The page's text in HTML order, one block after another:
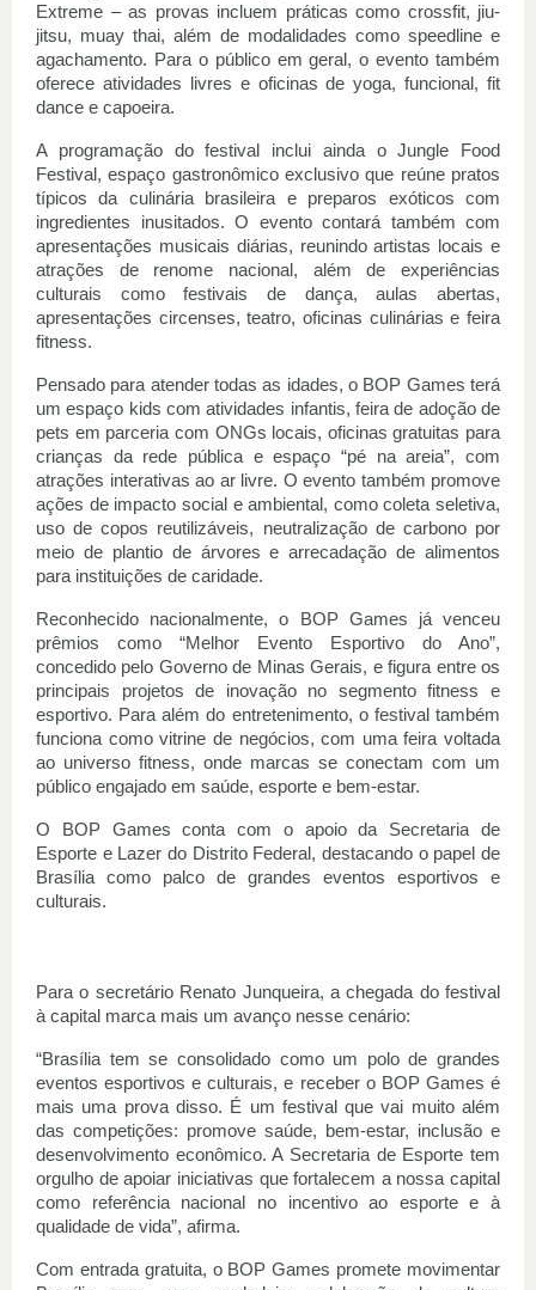
Extreme – as provas incluem práticas como crossfit, jiu-
jitsu, muay thai, além de modalidades como speedline e
agachamento. Para o público em geral, o evento também
oferece atividades livres e oficinas de yoga, funcional, fit
dance e capoeira.
A programação do festival inclui ainda o Jungle Food
Festival, espaço gastronômico exclusivo que reúne pratos
típicos da culinária brasileira e preparos exóticos com
ingredientes inusitados. O evento contará também com
apresentações musicais diárias, reunindo artistas locais e
atrações de renome nacional, além de experiências
culturais como festivais de dança, aulas abertas,
apresentações circenses, teatro, oficinas culinárias e feira
fitness.
Pensado para atender todas as idades, o BOP Games terá
um espaço kids com atividades infantis, feira de adoção de
pets em parceria com ONGs locais, oficinas gratuitas para
crianças da rede pública e espaço “pé na areia”, com
atrações interativas ao ar livre. O evento também promove
ações de impacto social e ambiental, como coleta seletiva,
uso de copos reutilizáveis, neutralização de carbono por
meio de plantio de árvores e arrecadação de alimentos
para instituições de caridade.
Reconhecido nacionalmente, o BOP Games já venceu
prêmios como “Melhor Evento Esportivo do Ano”,
concedido pelo Governo de Minas Gerais, e figura entre os
principais projetos de inovação no segmento fitness e
esportivo. Para além do entretenimento, o festival também
funciona como vitrine de negócios, com uma feira voltada
ao universo fitness, onde marcas se conectam com um
público engajado em saúde, esporte e bem-estar.
O BOP Games conta com o apoio da Secretaria de
Esporte e Lazer do Distrito Federal, destacando o papel de
Brasília como palco de grandes eventos esportivos e
culturais.
Para o secretário Renato Junqueira, a chegada do festival
à capital marca mais um avanço nesse cenário:
“Brasília tem se consolidado como um polo de grandes
eventos esportivos e culturais, e receber o BOP Games é
mais uma prova disso. É um festival que vai muito além
das competições: promove saúde, bem-estar, inclusão e
desenvolvimento econômico. A Secretaria de Esporte tem
orgulho de apoiar iniciativas que fortalecem a nossa capital
como referência nacional no incentivo ao esporte e à
qualidade de vida”, afirma.
Com entrada gratuita, o BOP Games promete movimentar